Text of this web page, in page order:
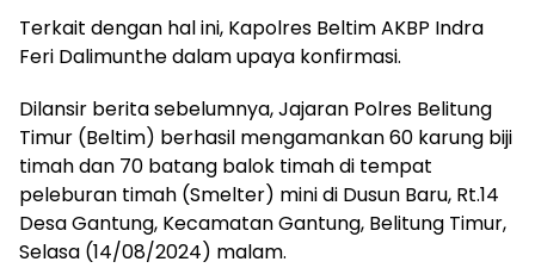
Terkait dengan hal ini, Kapolres Beltim AKBP Indra
Feri Dalimunthe dalam upaya konfirmasi.
Dilansir berita sebelumnya, Jajaran Polres Belitung
Timur (Beltim) berhasil mengamankan 60 karung biji
timah dan 70 batang balok timah di tempat
peleburan timah (Smelter) mini di Dusun Baru, Rt.14
Desa Gantung, Kecamatan Gantung, Belitung Timur,
Selasa (14/08/2024) malam.